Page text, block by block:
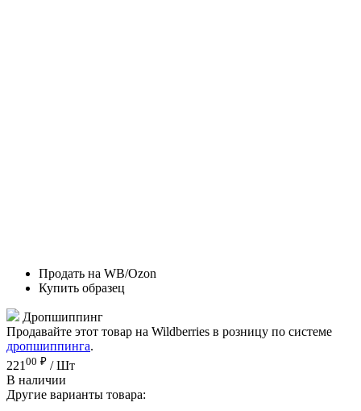
Продать на WB/Ozon
Купить образец
Дропшиппинг
Продавайте этот товар на Wildberries в розницу по системе
дропшиппинга.
221 00 ₽ / Шт
В наличии
Другие варианты товара: